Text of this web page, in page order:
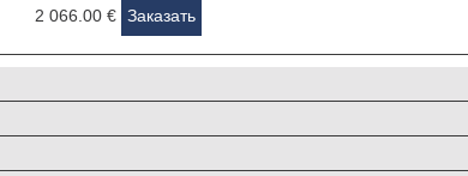
2 066.00 € Заказать